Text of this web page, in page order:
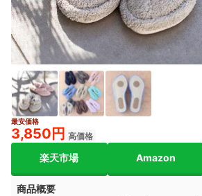
最安価格
3,850円 高価格
楽天市場 Amazon
商品概要